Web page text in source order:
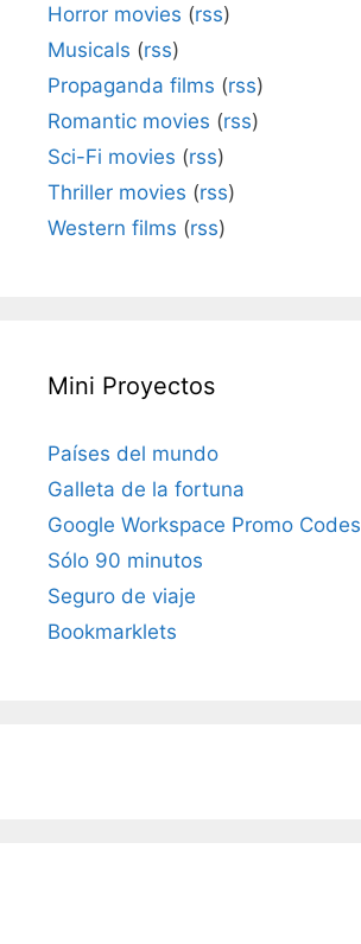
Horror movies (rss)
Musicals (rss)
Propaganda films (rss)
Romantic movies (rss)
Sci-Fi movies (rss)
Thriller movies (rss)
Western films (rss)
Mini Proyectos
Países del mundo
Galleta de la fortuna
Google Workspace Promo Codes
Sólo 90 minutos
Seguro de viaje
Bookmarklets